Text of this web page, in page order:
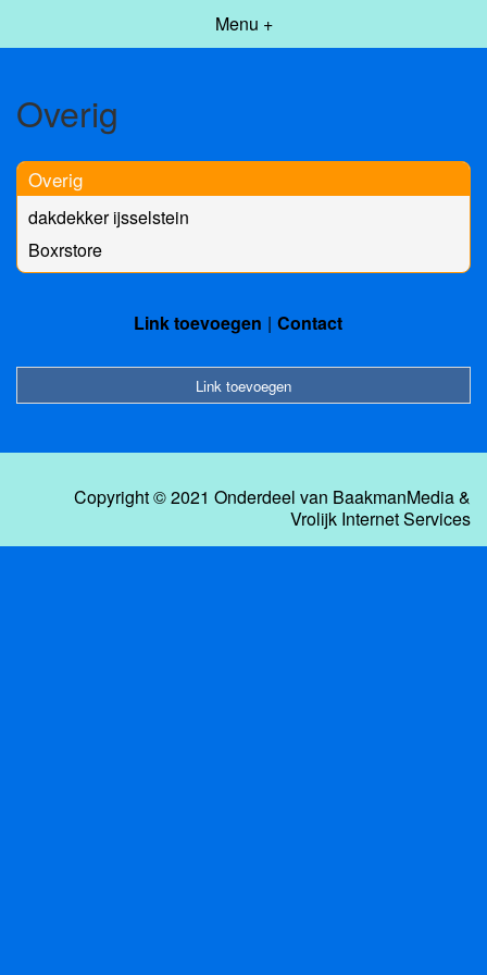
Menu +
Overig
Overig
dakdekker ijsselstein
Boxrstore
Link toevoegen Contact
Link toevoegen
Copyright © 2021 Onderdeel van BaakmanMedia&
Vrolijk Internet Services